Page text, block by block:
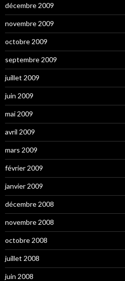
décembre 2009
novembre 2009
octobre 2009
septembre 2009
juillet 2009
juin 2009
mai 2009
avril 2009
mars 2009
février 2009
janvier 2009
décembre 2008
novembre 2008
octobre 2008
juillet 2008
juin 2008